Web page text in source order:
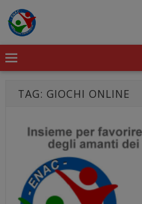
TAG: GIOCHI ONLINE